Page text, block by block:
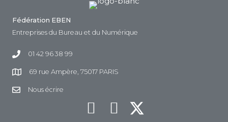
Fédération EBEN
Entreprises du Bureau et du Numérique
01 42 96 38 99
69 rue Ampère, 75017 PARIS
Nous écrire